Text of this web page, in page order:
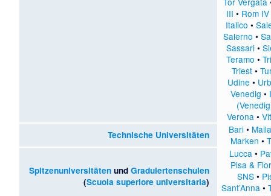
III • Rom
Italico •
Salerno •
Sassari•
Teramo •
Triest•
Udine •
Venedig •
Verona•
Technische Universitäten Bari •
Marken •
Spitzenuniversitätenund Graduiertenschulen
(Scuola superiore universitaria)
Lucca•
Pisa &
SNS •
Sant’Anna •